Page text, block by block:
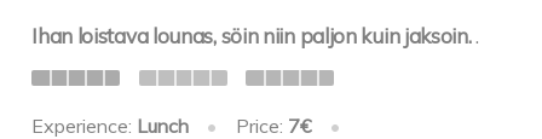
Ihan loistava lounas, söin niin paljon kuin jaksoin..
Experience: Lunch • Price: 7€
•